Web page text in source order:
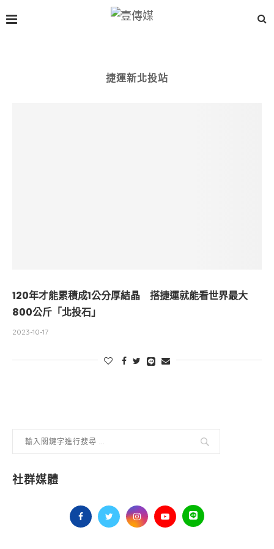
捷運新北投站
120年才能累積成1公分厚結晶 搭捷運就能看世界最大
800公斤「北投石」
2023-10-17
社群媒體